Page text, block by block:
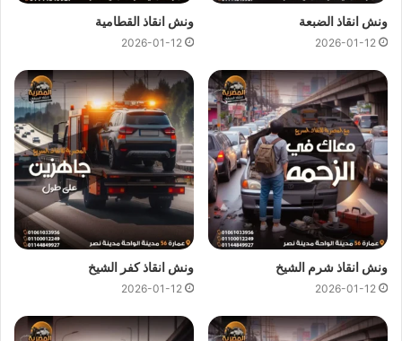
السيارات لا تختار وقت محدد لذلك نعمل ليلا ونهارا لتأمين سيارتك
وسحبها من اي مكان داخل القاهرة الجديدة او التجمع او حتى الطرق
فريق العمل لدينا على استعداد دائم لتلقي مكالمتك في اي وقت من
خلالرقم ونش انقاذ التجمع 01144849927او01017439322او
01094833093ليصل إليك ونش الإنقاذ خلال دقائق فقط فمع
ونش إنقاذ المصرية، أنت في أمان مهما كان توقيت العطل أو
موقعك.
ونش انقاذ الضبعة
2026-01-12
ونش انقاذ القطامية
2026-01-12
ونش انقاذ شرم الشيخ
2026-01-12
ونش انقاذ كفر الشيخ
2026-01-12